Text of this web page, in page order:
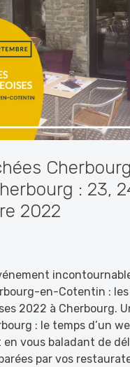
: 23,
2022
en-Cotentin :
2022 à Cherbourg.
: le temps d’un
vous baladant de
par vos